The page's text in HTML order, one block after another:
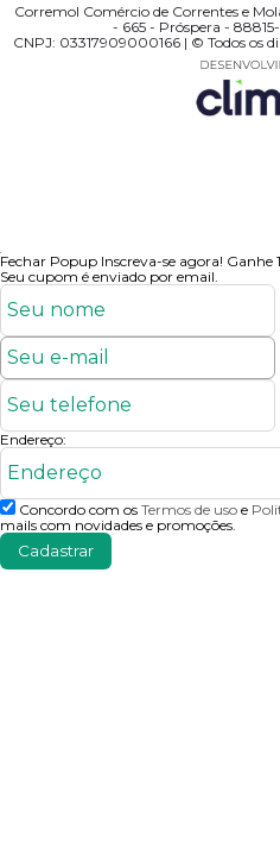
Corremol Comércio de Correntes e
- 665 - Próspera -
CNPJ: 03317909000166 | © Todos os
Fechar Popup Inscreva-se agora! Ganhe
Seu cupom é enviado por email.
Endereço:
Concordo com os Termos de uso e
mails com novidades e promoções.
Cadastrar